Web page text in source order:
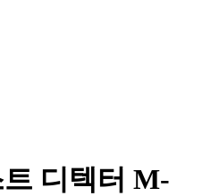
디텍터 M-